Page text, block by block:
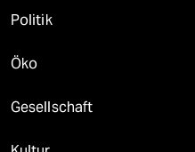
Politik
Öko
Gesellschaft